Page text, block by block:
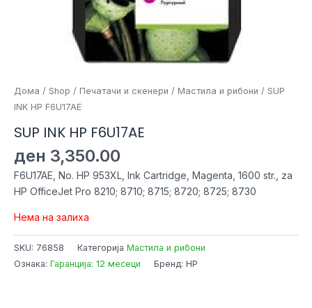
Дома / Shop / Печатачи и скенери / Мастила и рибони / SUP
INK HP F6U17AE
SUP INK HP F6U17AE
ден 3,350.00
F6U17AE, No. HP 953XL, Ink Cartridge, Magenta, 1600 str., za
HP OfficeJet Pro 8210; 8710; 8715; 8720; 8725; 8730
Нема на залиха
SKU: 76858 Категорија Мастила и рибони
Ознака: Гаранција: 12 месеци Бренд: HP